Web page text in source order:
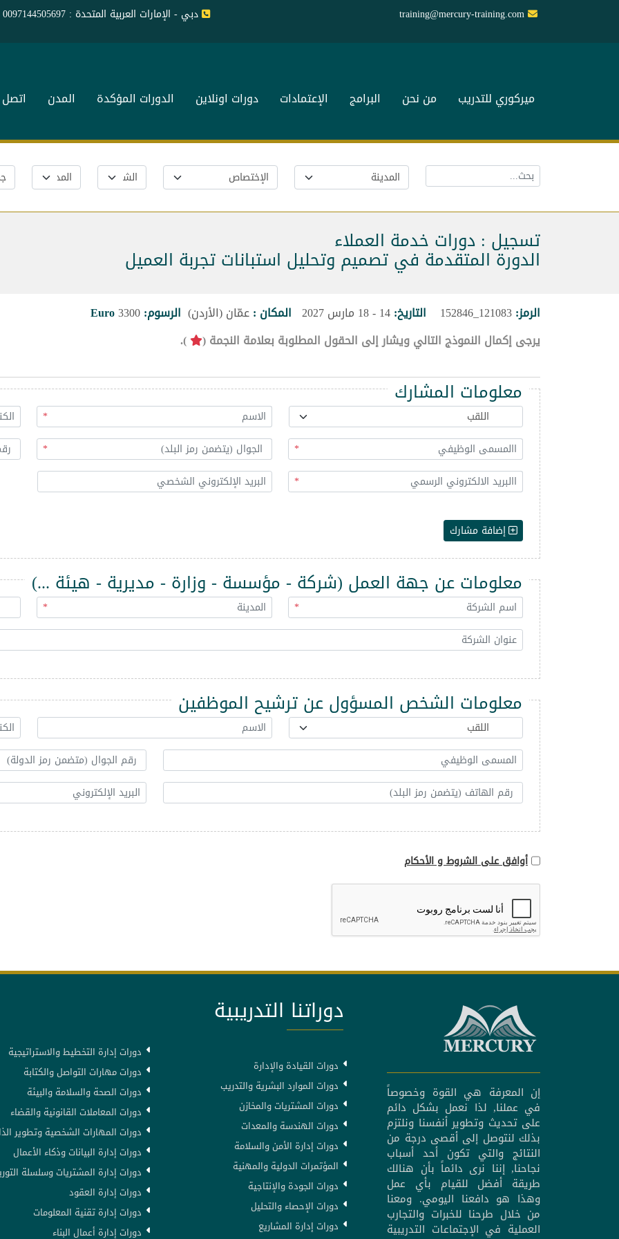
training@mercury-training.com دبي - الإمارات العربية المتحدة : 0097144505697
ميركوري للتدريب من نحن البرامج الإعتمادات دورات اونلاين الدورات المؤكدة المدن اتصل
تسجيل : دورات خدمة العملاء
الدورة المتقدمة في تصميم وتحليل استبانات تجربة العميل
الرمز: التاريخ: المكان :عمّان (الأردن) الرسوم:3300
Euro
يرجى إكمال النموذج التالي ويشار إلى الحقول المطلوبة بعلامة النجمة (
).
معلومات المشارك
*
*
*
*
إضافة مشارك
معلومات عن جهة العمل (شركة - مؤسسة - وزارة - مديرية - هيئة ...)
*
*
معلومات الشخص المسؤول عن ترشيح الموظفين
أوافق على الشروط و الأحكام
إن المعرفة هي القوة وخصوصاً
في عملنا, لذا نعمل بشكل دائم
على تحديث وتطوير أنفسنا ونلتزم
بذلك لنتوصل إلى أقصى درجة من
النتائج والتي تكون أحد أسباب
نجاحنا, إننا نرى دائماً بأن هنالك
طريقة أفضل للقيام بأي عمل
وهذا هو دافعنا اليومي. ومعنا
من خلال طرحنا للخبرات والتجارب
العملية في الإجتماعات التدريبية
دوراتنا التدريبية
دورات القيادة والإدارة
دورات الموارد البشرية والتدريب
دورات المشتريات والمخازن
دورات الهندسة والمعدات
دورات إدارة الأمن والسلامة
المؤتمرات الدولية والمهنية
دورات الجودة والإنتاجية
دورات الإحصاء والتحليل
دورات إدارة المشاريع
دورات إدارة التخطيط والاستراتيجية
دورات مهارات التواصل والكتابة
دورات الصحة والسلامة والبيئة
دورات المعاملات القانونية والقضاء
دورات المهارات الشخصية وتطوير
دورات إدارة البيانات وذكاء الأعمال
دورات إدارة المشتريات وسلسلة
دورات إدارة العقود
دورات إدارة تقنية المعلومات
دورات إدارة أعمال البناء